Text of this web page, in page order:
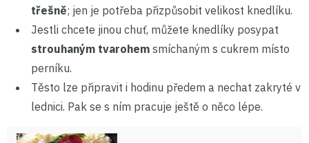
třešně; jen je potřeba přizpůsobit velikost knedlíku.
Jestli chcete jinou chuť, můžete knedlíky posypat
strouhaným tvarohem smíchaným s cukrem místo
perníku.
Těsto lze připravit i hodinu předem a nechat zakryté v
lednici. Pak se s ním pracuje ještě o něco lépe.